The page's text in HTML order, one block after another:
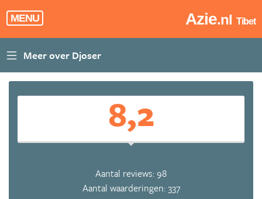
MENU Azie.nl Tibet
8,2
Aantal reviews: 98
Aantal waarderingen: 337